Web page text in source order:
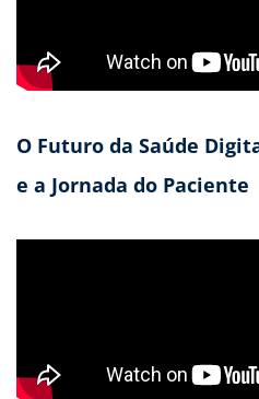
O Futuro da Saúde
e a Jornada do Paciente